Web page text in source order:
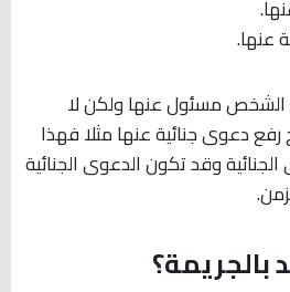
عنها.
الشخص مسئول عنها ولكن لا
رفع دعوى جنائية عنها مثلا فهذا
وقد تكون الدعوى الجنائية